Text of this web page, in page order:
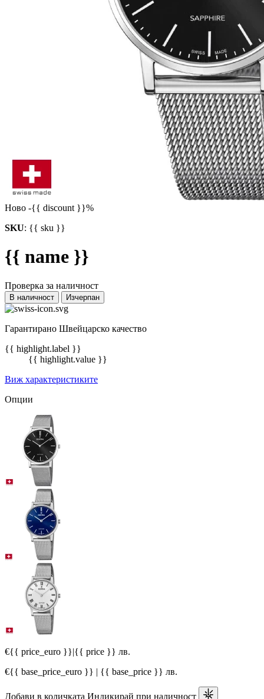
Ново -{{ discount }}%
SKU: {{ sku }}
{{ name }}
Проверка за наличност
В наличност Изчерпан
Гарантирано Швейцарско качество
{{ highlight.label }}
{{ highlight.value }}
Виж характеристиките
Опции
€{{ price_euro }}|{{ price }} лв.
€{{ base_price_euro }} | {{ base_price }} лв.
Добави в количката Индикирай при наличност